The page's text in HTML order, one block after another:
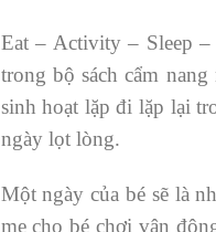
Eat – Activity – Sleep
trong bộ sách cẩm
sinh hoạt lặp đi lặp lại
ngày lọt lòng.
Một ngày của bé sẽ là
mẹ cho bé chơi vận